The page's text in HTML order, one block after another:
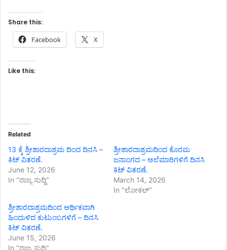
Share this:
Facebook X
Like this:
Related
13 ಕ್ಕೆ ಶ್ರೀಶಾರದಾಶ್ರಮ ದಿಂದ ದಿನಸಿ –
ಕಿಟ್ ವಿತರಣೆ.
June 12, 2026
In "ರಾಜ್ಯ ಸುದ್ದಿ"
ಶ್ರೀಶಾರದಾಶ್ರಮದಿಂದ ಕೊರಮ
ಜನಾಂಗದ – ಅಲೆಮಾರಿಗಳಿಗೆ ದಿನಸಿ
ಕಿಟ್ ವಿತರಣೆ.
March 14, 2026
In "ಲೋಕಲ್"
ಶ್ರೀಶಾರದಾಶ್ರಮದಿಂದ ಆರ್ಥಿಕವಾಗಿ
ಹಿಂದುಳಿದ ಕುಟುಂಬಗಳಿಗೆ – ದಿನಸಿ
ಕಿಟ್ ವಿತರಣೆ.
June 15, 2026
In "ರಾಜ್ಯ ಸುದ್ದಿ"